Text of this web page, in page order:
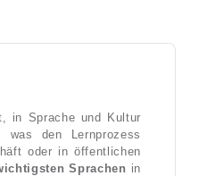
in Sprache und Kultur
was den Lernprozess
oder in öffentlichen
Sprachen in